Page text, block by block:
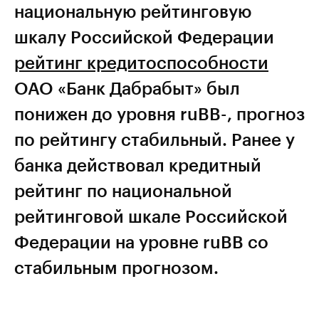
национальную рейтинговую
шкалу Российской Федерации
рейтинг кредитоспособности
ОАО «Банк Дабрабыт» был
понижен до уровня ruBB-, прогноз
по рейтингу стабильный. Ранее у
банка действовал кредитный
рейтинг по национальной
рейтинговой шкале Российской
Федерации на уровне ruBB со
стабильным прогнозом.